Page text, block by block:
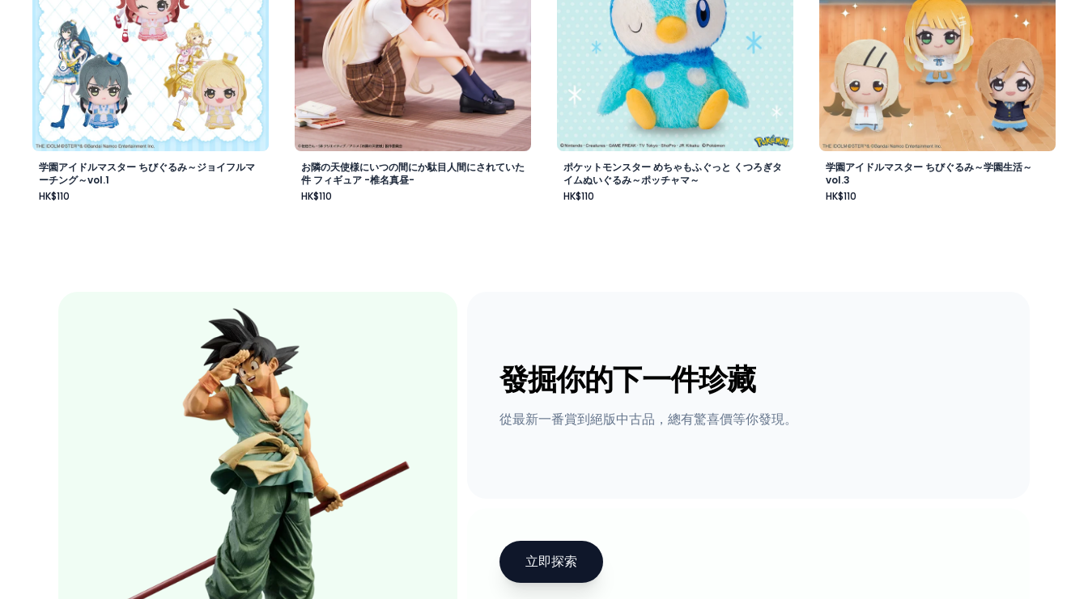
学園アイドルマスター ちびぐるみ～ジョイフルマ
ーチング～vol.1
HK$110
お隣の天使様にいつの間にか駄目人間にされていた
件 フィギュア -椎名真昼-
HK$110
ポケットモンスター めちゃもふぐっと くつろぎタ
イムぬいぐるみ～ポッチャマ～
HK$110
学園アイドルマスター ちびぐるみ～学園生活～
vol.3
HK$110
發掘你的下一件珍藏
從最新一番賞到絕版中古品，總有驚喜價等你發現。
立即探索